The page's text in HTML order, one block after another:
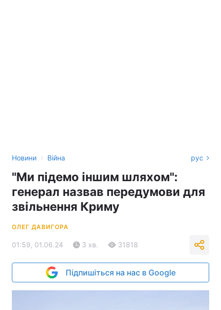
Новини › Війна рус
"Ми підемо іншим шляхом":
генерал назвав передумови для
звільнення Криму
ОЛЕГ ДАВИГОРА
01:59, 01.06.24 3 хв. 31818
Підпишіться на нас в Google